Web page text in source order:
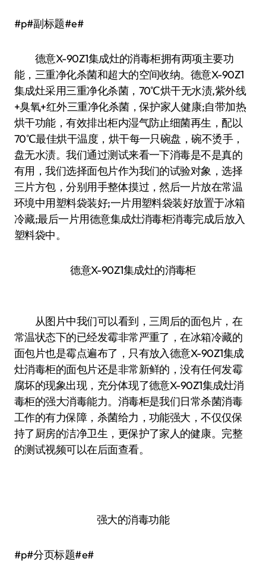
#p#副标题#e#
德意X-90Z1集成灶的消毒柜拥有两项主要功
能，三重净化杀菌和超大的空间收纳。德意X-90Z1
集成灶采用三重净化杀菌，70℃烘干无水渍,紫外线
+臭氧+红外三重净化杀菌，保护家人健康;自带加热
烘干功能，有效排出柜内湿气防止细菌再生，配以
70℃最佳烘干温度，烘干每一只碗盘，碗不烫手，
盘无水渍。我们通过测试来看一下消毒是不是真的
有用，我们选择面包片作为我们的试验对象，选择
三片方包，分别用手整体摸过，然后一片放在常温
环境中用塑料袋装好;一片用塑料袋装好放置于冰箱
冷藏;最后一片用德意集成灶消毒柜消毒完成后放入
塑料袋中。
德意X-90Z1集成灶的消毒柜
从图片中我们可以看到，三周后的面包片，在
常温状态下的已经发霉非常严重了，在冰箱冷藏的
面包片也是霉点遍布了，只有放入德意X-90Z1集成
灶消毒柜的面包片还是非常新鲜的，没有任何发霉
腐坏的现象出现，充分体现了德意X-90Z1集成灶消
毒柜的强大消毒能力。消毒柜是我们日常杀菌消毒
工作的有力保障，杀菌给力，功能强大，不仅仅保
持了厨房的洁净卫生，更保护了家人的健康。完整
的测试视频可以在后面查看。
强大的消毒功能
#p#分页标题#e#